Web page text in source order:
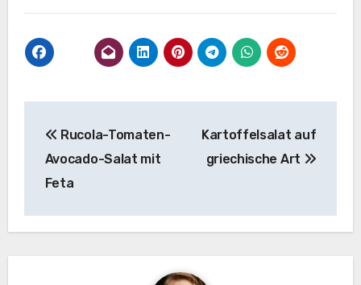
Rucola-Tomaten-
Avocado-Salat mit
Feta
Kartoffelsalat auf
griechische Art